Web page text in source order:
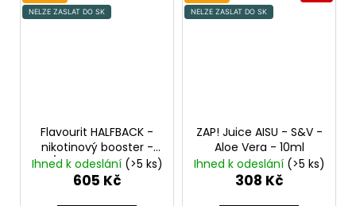
NELZE ZASLAT DO SK
Flavourit HALFBACK -
nikotinový booster -
70/30 - 5x10ml - 6mg
Ihned k odeslání (>5 ks)
605 Kč
NELZE ZASLAT DO SK
ZAP! Juice AISU - S&V -
Aloe Vera - 10ml
Ihned k odeslání (>5 ks)
308 Kč